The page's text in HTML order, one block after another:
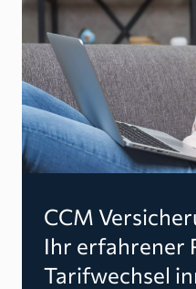
CCM
Ihr erfahrener
Tarifwechsel